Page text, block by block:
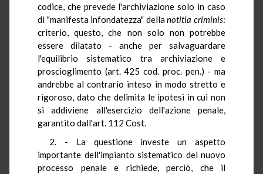
codice, che prevede l'archiviazione solo in caso
di "manifesta infondatezza" dellanotitia criminis:
criterio, questo, che non solo non potrebbe
essere dilatato - anche per salvaguardare
l'equilibrio sistematico tra archiviazione e
proscioglimento (art. 425 cod. proc. pen.) - ma
andrebbe al contrario inteso in modo stretto e
rigoroso, dato che delimita le ipotesi in cui non
si addiviene all'esercizio dell'azione penale,
garantito dall'art. 112 Cost.
2. - La questione investe un aspetto
importante dell'impianto sistematico del nuovo
processo penale e richiede, perciò, che il